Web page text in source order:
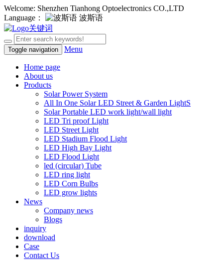
Welcome: Shenzhen Tianhong Optoelectronics CO.,LTD
Language：
波斯语
Toggle navigation Menu
Home page
About us
Products
Solar Power System
All In One Solar LED Street & Garden LightS
Solar Portable LED work light/wall light
LED Tri proof Light
LED Street Light
LED Stadium Flood Light
LED High Bay Light
LED Flood Light
led (circular) Tube
LED ring light
LED Corn Bulbs
LED grow lights
News
Company news
Blogs
inquiry
download
Case
Contact Us